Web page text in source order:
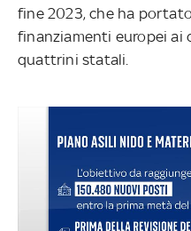
fine 2023, che ha
finanziamenti europei ai
quattrini statali.